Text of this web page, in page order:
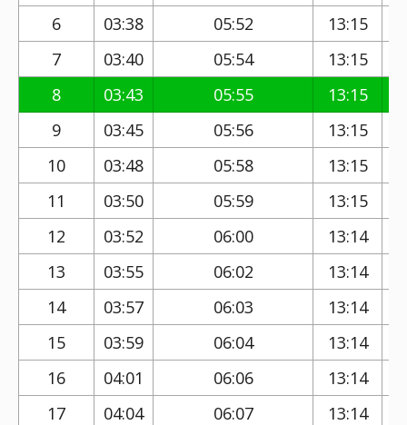
6
03:38 05:52 13:15
7
03:40 05:54 13:15
8
03:43 05:55 13:15
9
03:45 05:56 13:15
10
03:48 05:58 13:15
11
03:50 05:59 13:15
12
03:52 06:00 13:14
13
03:55 06:02 13:14
14
03:57 06:03 13:14
15
03:59 06:04 13:14
16
04:01 06:06 13:14
17
04:04 06:07 13:14